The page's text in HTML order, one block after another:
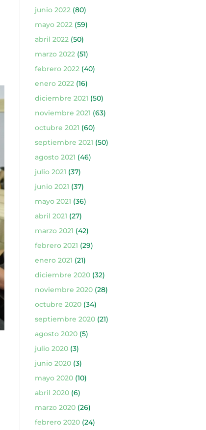
junio 2022(80)
mayo 2022(59)
abril 2022(50)
marzo 2022(51)
febrero 2022(40)
enero 2022(16)
diciembre 2021 (50)
noviembre 2021 (63)
octubre 2021 (60)
septiembre 2021 (50)
agosto 2021 (46)
julio 2021 (37)
junio 2021 (37)
mayo 2021 (36)
abril 2021 (27)
marzo 2021 (42)
febrero 2021 (29)
enero 2021 (21)
diciembre 2020(32)
noviembre 2020(28)
octubre 2020(34)
septiembre 2020(21)
agosto 2020(5)
julio 2020(3)
junio 2020(3)
mayo 2020(10)
abril 2020(6)
marzo 2020(26)
febrero 2020(24)